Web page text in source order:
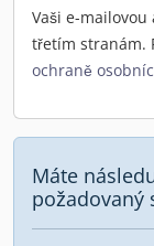
Vaši e-
třetím stranám.
ochraně
Máte
požadovaný